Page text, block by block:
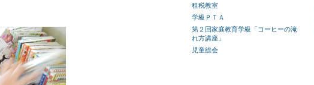
租税教室
学級ＰＴＡ
第２回家庭教育学級「コーヒーの淹
れ方講座」
児童総会